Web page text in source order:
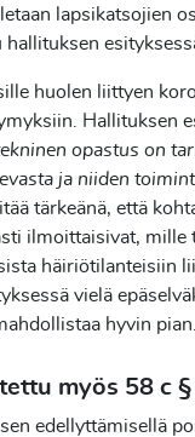
lapsikatsojien
huolen liittyen
Hallituksen
opastus on
ja niiden
tärkeänä, että
ilmoittaisivat, mille
häiriötilanteisiin
vielä
hyvin pian.
myös 58 c
edellyttämisellä